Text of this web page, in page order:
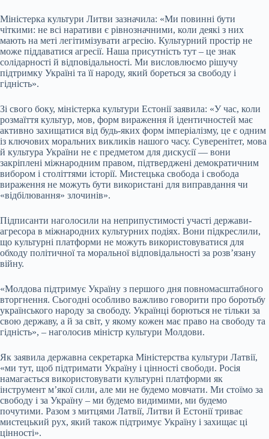
Міністерка культури Литви зазначила: «Ми повинні бути
чіткими: не всі наративи є рівнозначними, коли деякі з них
мають на меті легітимізувати агресію. Культурний простір не
може піддаватися агресії. Наша присутність тут – це знак
солідарності й відповідальності. Ми висловлюємо рішучу
підтримку Україні та її народу, який бореться за свободу і
гідність».
Зі свого боку, міністерка культури Естонії заявила: «У час, коли
розмаїття культур, мов, форм вираження й ідентичностей має
активно захищатися від будь-яких форм імперіалізму, це є одним
із ключових моральних викликів нашого часу. Суверенітет, мова
й культура України не є предметом для дискусії — вони
закріплені міжнародним правом, підтверджені демократичним
вибором і століттями історії. Мистецька свобода і свобода
вираження не можуть бути використані для виправдання чи
«відбілювання» злочинів».
Підписанти наголосили на неприпустимості участі держави-
агресора в міжнародних культурних подіях. Вони підкреслили,
що культурні платформи не можуть використовуватися для
обходу політичної та моральної відповідальності за розв’язану
війну.
«Молдова підтримує Україну з першого дня повномасштабного
вторгнення. Сьогодні особливо важливо говорити про боротьбу
українського народу за свободу. Українці борються не тільки за
свою державу, а й за світ, у якому кожен має право на свободу та
гідність», – наголосив міністр культури Молдови.
Як заявила державна секретарка Міністерства культури Латвії,
«ми тут, щоб підтримати Україну і цінності свободи. Росія
намагається використовувати культурні платформи як
інструмент м’якої сили, але ми не будемо мовчати. Ми стоїмо за
свободу і за Україну – ми будемо видимими, ми будемо
почутими. Разом з митцями Латвії, Литви й Естонії триває
мистецький рух, який також підтримує Україну і захищає ці
цінності».